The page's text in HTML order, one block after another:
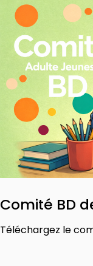
Comité BD
Téléchargez le